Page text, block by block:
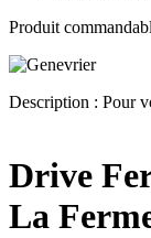
Produit
Description : Pour
Drive
La